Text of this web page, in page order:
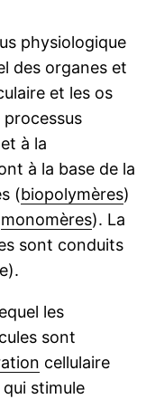
physiologique
des organes et
et les os
à la
à la base de la
(biopolymères)
monomères). La
sont conduits
les
sont
cellulaire
stimule